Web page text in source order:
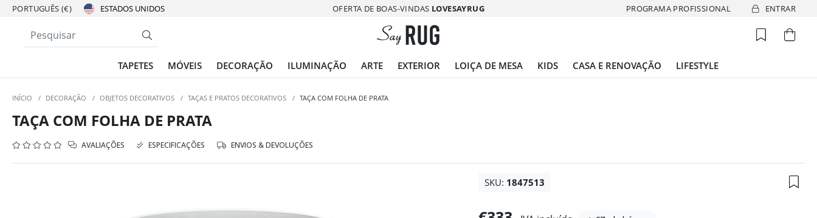
PORTUGUÊS (€) OFERTA DE BOAS-VINDAS LOVESAYRUG PROGRAMA PROFISSIONAL ENTRAR
TAPETES MÓVEIS DECORAÇÃO ILUMINAÇÃO ARTE EXTERIOR LOIÇA DE MESA KIDS CASA E RENOVAÇÃO LIFESTYLE
INÍCIO / DECORAÇÃO / OBJETOS DECORATIVOS / TAÇAS E PRATOS DECORATIVOS / TAÇA COM FOLHA DE PRATA
TAÇA COM FOLHA DE PRATA
AVALIAÇÕES ESPECIFICAÇÕES ENVIOS & DEVOLUÇÕES
SKU: 1847513